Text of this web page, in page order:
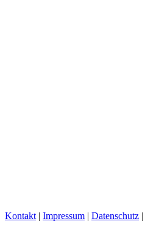
Kontakt | Impressum | Datenschutz |